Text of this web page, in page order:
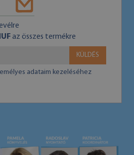
az összes termékre
KÜLDÉS
adataim kezeléséhez